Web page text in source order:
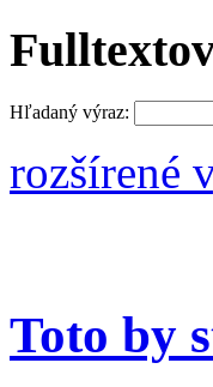
Hľadaný výraz:
rozšírené
Toto by